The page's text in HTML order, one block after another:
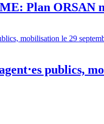
Plan ORSAN
publics,